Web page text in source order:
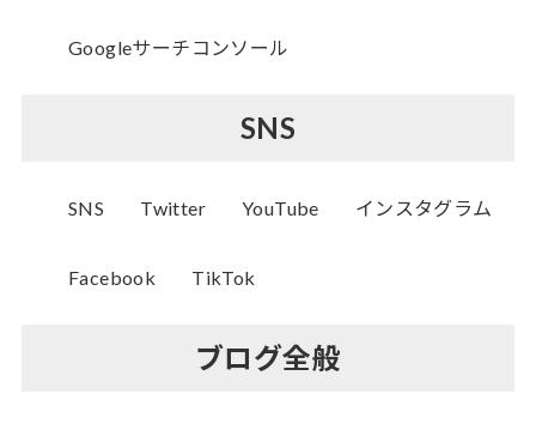
Googleサーチコンソール
SNS
SNS Twitter YouTube インスタグラム
Facebook TikTok
ブログ全般